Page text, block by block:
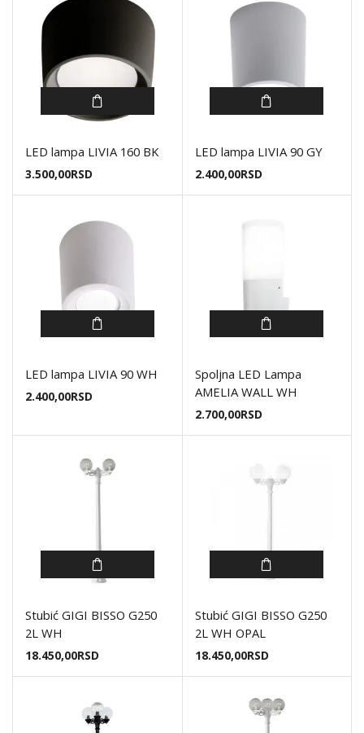
LED lampa LIVIA 160 BK
3.500,00RSD
LED lampa LIVIA 90 GY
2.400,00RSD
LED lampa LIVIA 90 WH
2.400,00RSD
Spoljna LED Lampa
AMELIA WALL WH
2.700,00RSD
Stubić GIGI BISSO G250
2L WH
18.450,00RSD
Stubić GIGI BISSO G250
2L WH OPAL
18.450,00RSD